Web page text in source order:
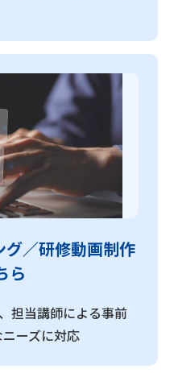
／研修動画制作
ら
担当講師による事前
ーズに対応